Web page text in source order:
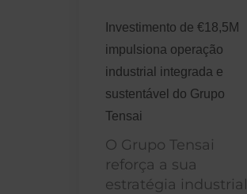
Investimento de €18,5M
impulsiona operação
industrial integrada e
sustentável do Grupo
Tensai
O Grupo Tensai
reforça a sua
estratégia industrial